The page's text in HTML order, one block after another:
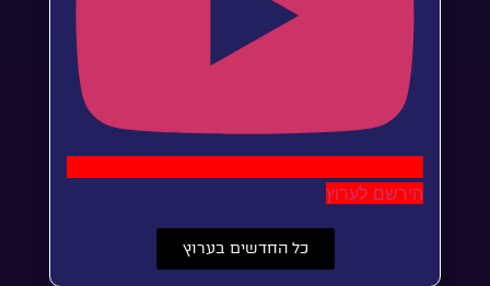
הירשם לערוץ
כל החדשים בערוץ